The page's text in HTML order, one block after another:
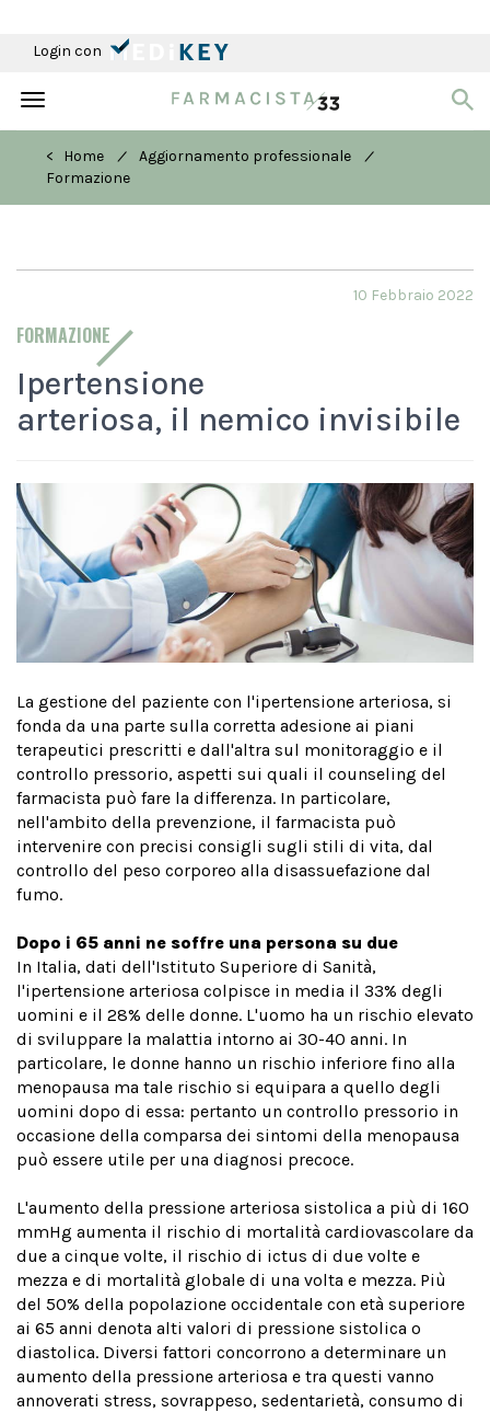
Login con
Toggle
< Home
/ Aggiornamento professionale /
Formazione
FORMAZIONE
10 Febbraio 2022
Ipertensione
arteriosa, il nemico invisibile
La gestione del paziente con l'ipertensione arteriosa, si
fonda da una parte sulla corretta adesione ai piani
terapeutici prescritti e dall'altra sul monitoraggio e il
controllo pressorio, aspetti sui quali il counseling del
farmacista può fare la differenza. In particolare,
nell'ambito della prevenzione, il farmacista può
intervenire con precisi consigli sugli stili di vita, dal
controllo del peso corporeo alla disassuefazione dal
fumo.
Dopo i 65 anni ne soffre una persona su due
In Italia, dati dell'Istituto Superiore di Sanità,
l'ipertensione arteriosa colpisce in media il 33% degli
uomini e il 28% delle donne. L'uomo ha un rischio elevato
di sviluppare la malattia intorno ai 30-40 anni. In
particolare, le donne hanno un rischio inferiore fino alla
menopausa ma tale rischio si equipara a quello degli
uomini dopo di essa: pertanto un controllo pressorio in
occasione della comparsa dei sintomi della menopausa
può essere utile per una diagnosi precoce.
L'aumento della pressione arteriosa sistolica a più di 160
mmHg aumenta il rischio di mortalità cardiovascolare da
due a cinque volte, il rischio di ictus di due volte e
mezza e di mortalità globale di una volta e mezza. Più
del 50% della popolazione occidentale con età superiore
ai 65 anni denota alti valori di pressione sistolica o
diastolica. Diversi fattori concorrono a determinare un
aumento della pressione arteriosa e tra questi vanno
annoverati stress, sovrappeso, sedentarietà, consumo di